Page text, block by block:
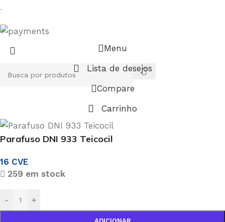
.
Menu
Lista de desejos
Compare
Carrinho
Parafuso DNI 933 Teicocil
16 CVE
259 em stock
- +